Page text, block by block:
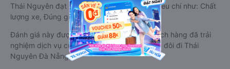
Thái Nguyên đạt 4.0 / 5 điểm dựa trên các tiêu chí như: Chất
lượng xe, Đúng giờ, Chất lượng phục vụ.
Đánh giá này được viết trực tiếp bởi các khách hàng đã trải
nghiệm dịch vụ của các hãng xe giường nằm đôi đi Thái
Nguyên Đà Nẵng .